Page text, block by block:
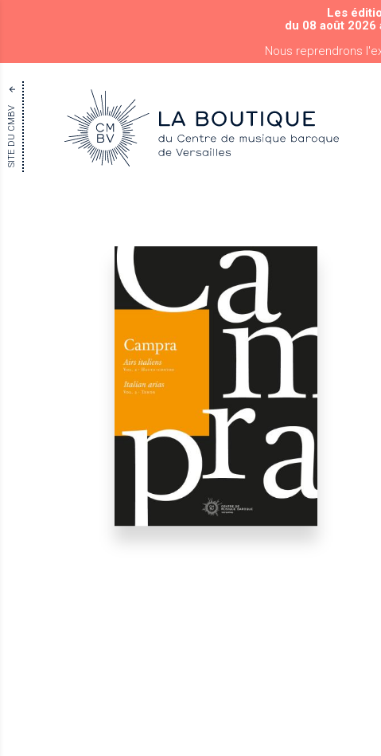
Les
du 08 août
Nous reprendrons
SITE DU CMBV